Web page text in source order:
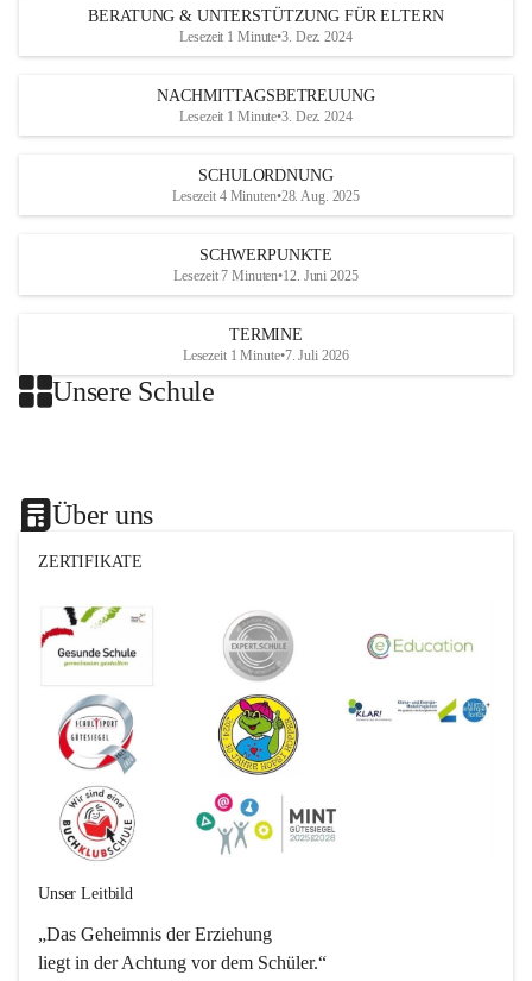
BERATUNG & UNTERSTÜTZUNG FÜR ELTERN
Lesezeit 1 Minute•3. Dez. 2024
NACHMITTAGSBETREUUNG
Lesezeit 1 Minute•3. Dez. 2024
SCHULORDNUNG
Lesezeit 4 Minuten•28. Aug. 2025
SCHWERPUNKTE
Lesezeit 7 Minuten•12. Juni 2025
TERMINE
Lesezeit 1 Minute•7. Juli 2026
Unsere Schule
Über uns
ZERTIFIKATE
Unser Leitbild
„Das Geheimnis der Erziehung
liegt in der Achtung vor dem Schüler.“